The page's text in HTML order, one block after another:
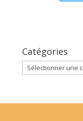
Catégories
Catégories